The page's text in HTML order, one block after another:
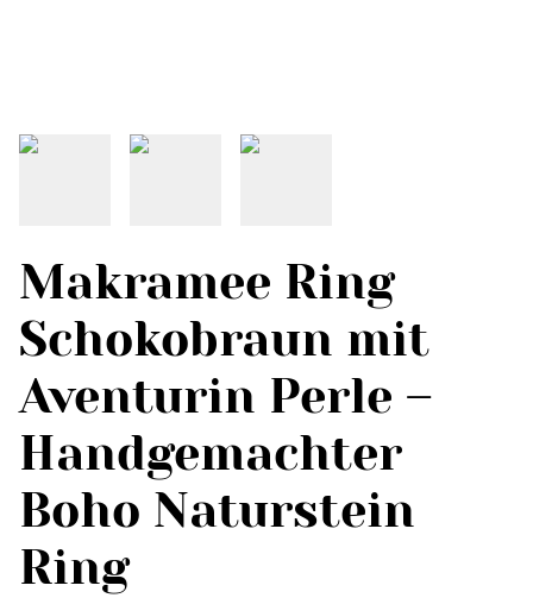
Makramee Ring
Schokobraun mit
Aventurin Perle –
Handgemachter
Boho Naturstein
Ring